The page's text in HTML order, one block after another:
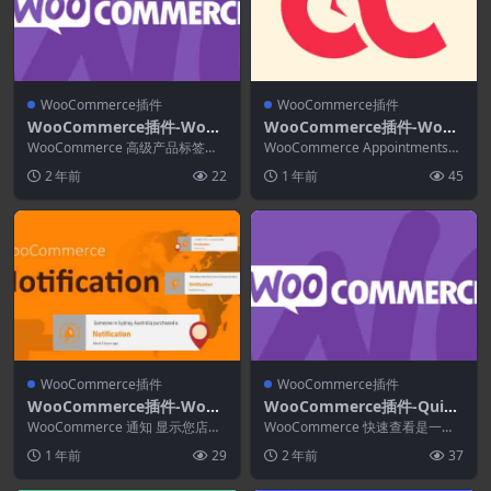
WooCommerce插件
WooCommerce插件-WooC
ommerce Advanced Prod
uct Labels 1.2.3
WooCommerce 高级产品标签扩
引客户的注意...
2 年前 22
WooCommerce插件
WooCommerce插件-WooC
ommerce Appointments
4.22.0
WooCommerce Appointments是
的...1 年前 45
WooCommerce插件
WooCommerce插件-WooC
ommerce Notification 1.6.
6–提高您的销售额
WooCommerce 通知 显示您店面
的在线商店...
1 年前 29
WooCommerce插件
WooCommerce插件-Quick
View for WooCommerce
1.8.23
WooCommerce 快速查看是一个
集...2 年前 37